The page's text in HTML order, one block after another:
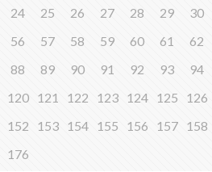
24 25 26 27 28 29 30
56 57 58 59 60 61 62
88 89 90 91 92 93 94
120 121 122 123 124 125 126
152 153 154 155 156 157 158
176